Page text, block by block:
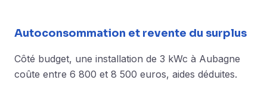
Autoconsommation et revente du surplus
Côté budget, une installation de 3 kWc à Aubagne
coûte entre 6 800 et 8 500 euros, aides déduites.